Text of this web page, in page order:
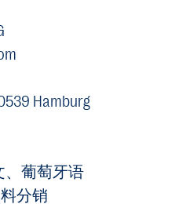
Hamburg
葡萄牙语
分销